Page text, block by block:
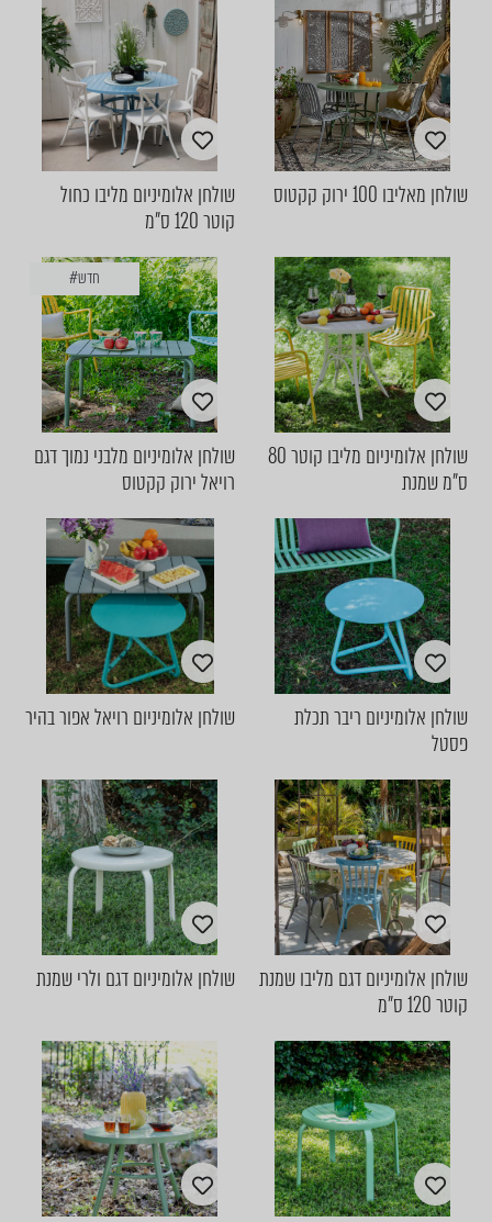
שולחן מאליבו 100 ירוק קקטוס
שולחן אלומיניום מליבו כחול
קוטר 120 ס"מ
שולחן אלומיניום מליבו קוטר 80
ס"מ שמנת
חדש#
שולחן אלומיניום מלבני נמוך דגם
רויאל ירוק קקטוס
שולחן אלומיניום ריבר תכלת
פסטל
שולחן אלומיניום רויאל אפור בהיר
שולחן אלומיניום דגם מליבו שמנת
קוטר 120 ס״מ
שולחן אלומיניום דגם ולרי שמנת